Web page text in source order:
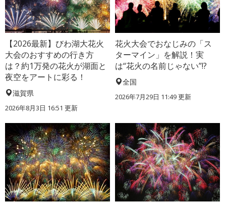
【2026最新】びわ湖大花火
大会のおすすめの行き方
は？約1万発の花火が湖面と
夜空をアートに彩る！
滋賀県
2026年8月3日 16:51 更新
花火大会でおなじみの「ス
ターマイン」を解説！実
は“花火の名前じゃない”!?
全国
2026年7月29日 11:49 更新